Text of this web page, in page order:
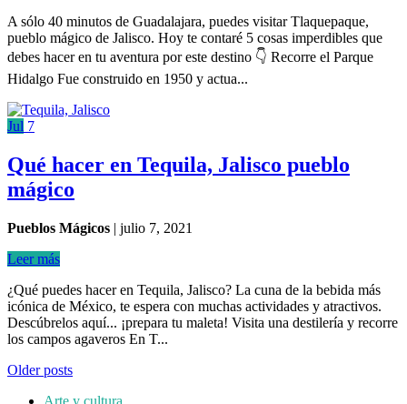
A sólo 40 minutos de Guadalajara, puedes visitar Tlaquepaque,
pueblo mágico de Jalisco. Hoy te contaré 5 cosas imperdibles que
debes hacer en tu aventura por este destino 👇 Recorre el Parque
Hidalgo Fue construido en 1950 y actua...
Jul 7
Qué hacer en Tequila, Jalisco pueblo
mágico
Pueblos Mágicos | julio 7, 2021
Leer más
¿Qué puedes hacer en Tequila, Jalisco? La cuna de la bebida más
icónica de México, te espera con muchas actividades y atractivos.
Descúbrelos aquí... ¡prepara tu maleta! Visita una destilería y recorre
los campos agaveros En T...
Older posts
Arte y cultura